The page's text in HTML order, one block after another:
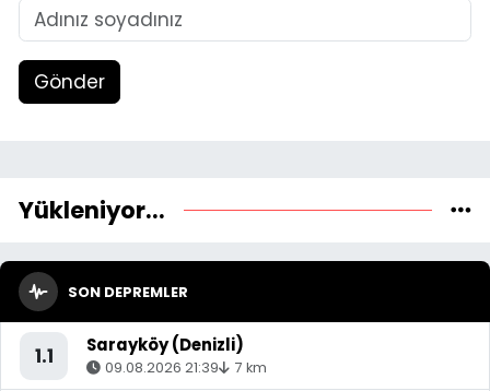
Gönder
Yükleniyor...
SON DEPREMLER
1.1 Sarayköy (Denizli)
09.08.2026 21:39 7 km